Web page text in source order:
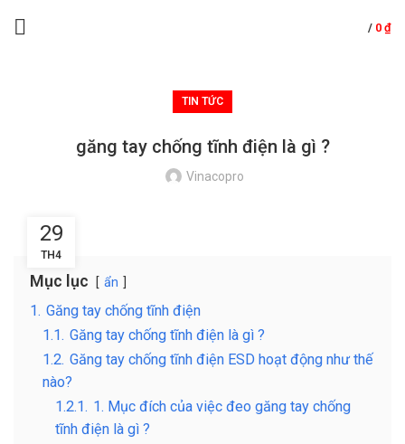
/ 0 ₫
TIN TỨC
găng tay chống tĩnh điện là gì ?
Vinacopro
29
TH4
Mục lục ẩn
1. Găng tay chống tĩnh điện
1.1. Găng tay chống tĩnh điện là gì ?
1.2. Găng tay chống tĩnh điện ESD hoạt động như thế
nào?
1.2.1. 1. Mục đích của việc đeo găng tay chống
tĩnh điện là gì ?